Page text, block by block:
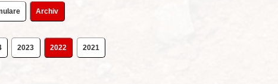
Archiv
2023 2022 2021